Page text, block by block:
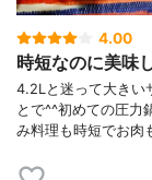
4.00
時短なのに美味
4.2Lと迷って大きい
とで^^初めての圧力
み料理も時短でお肉